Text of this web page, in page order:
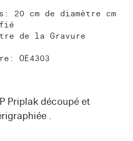
20 cm de diamètre cm
de la Gravure
OE4303
Priplak découpé et
.